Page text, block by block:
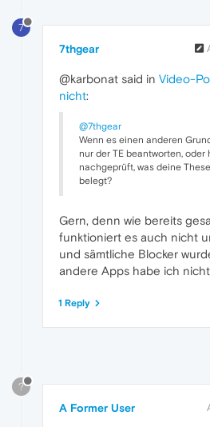
7
7thgear
@karbonat said in Video-
nicht:
@7thgear
Wenn es einen anderen
nur der TE beantworten, oder
nachgeprüft, was deine
belegt?
Gern, denn wie bereits
funktioniert es auch nicht
und sämtliche Blocker
andere Apps habe ich
1 Reply
?
A Former User